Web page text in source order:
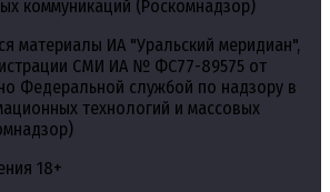
коммуникаций (Роскомнадзор)
материалы ИА "Уральский меридиан",
СМИ ИА № ФС77-89575 от
Федеральной службой по надзору в
технологий и массовых
18+